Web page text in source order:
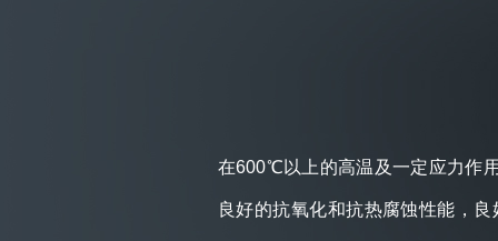
在600℃以上的高温及一定应力作
良好的抗氧化和抗热腐蚀性能，